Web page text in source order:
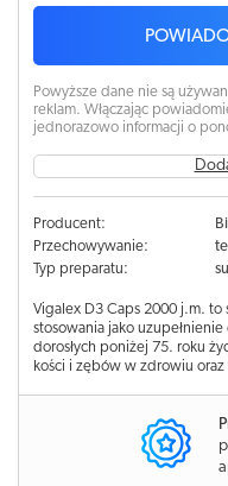
Powyższe dane nie są
reklam. Włączając
jednorazowo informacji o
Producent:
Przechowywanie:
Typ preparatu:
Vigalex D3 Caps 2000 j.m.
stosowania jako
dorosłych poniżej 75. roku
kości i zębów w zdrowiu